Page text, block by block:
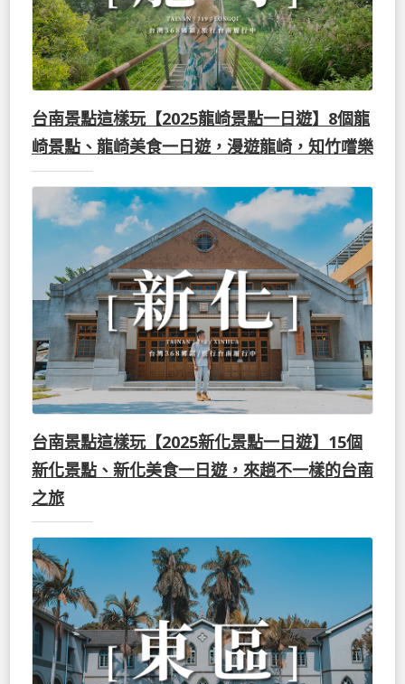
台南景點這樣玩【2025龍崎景點一日遊】8個龍
崎景點、龍崎美食一日遊，漫遊龍崎，知竹嚐樂
台南景點這樣玩【2025新化景點一日遊】15個
新化景點、新化美食一日遊，來趟不一樣的台南
之旅